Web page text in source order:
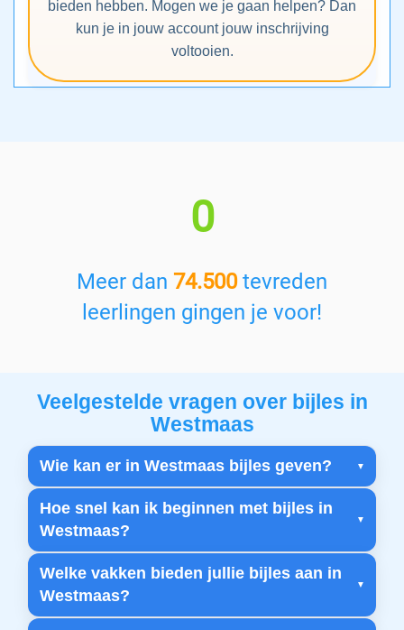
bieden hebben. Mogen we je gaan helpen? Dan
kun je in jouw account jouw inschrijving
voltooien.
0
Meer dan 74.500tevreden
leerlingen gingen je voor!
Veelgestelde vragen over bijles in
Westmaas
Wie kan er in Westmaas bijles geven?
Hoe snel kan ik beginnen met bijles in
Westmaas?
Welke vakken bieden jullie bijles aan in
Westmaas?